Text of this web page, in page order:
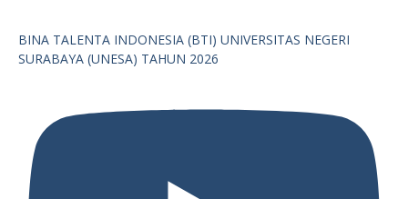
BINA TALENTA INDONESIA (BTI) UNIVERSITAS NEGERI
SURABAYA (UNESA) TAHUN 2026